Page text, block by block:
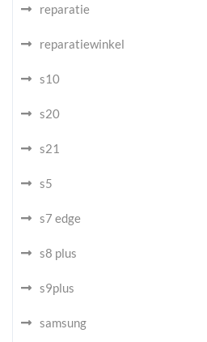
reparatie
reparatiewinkel
s10
s20
s21
s5
s7 edge
s8 plus
s9plus
samsung